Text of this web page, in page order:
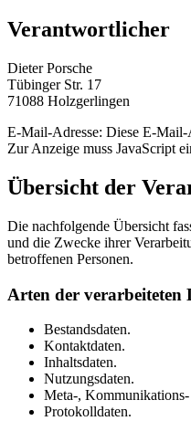
Verantwortlicher
Dieter Porsche
Tübinger Str. 17
71088 Holzgerlingen
E-Mail-Adresse: Diese E-Mail-
Zur Anzeige muss JavaScript
Übersicht der
Die nachfolgende Übersicht
und die Zwecke ihrer
betroffenen Personen.
Arten der verarbeiteten
Bestandsdaten.
Kontaktdaten.
Inhaltsdaten.
Nutzungsdaten.
Meta-, Kommunikations-
Protokolldaten.